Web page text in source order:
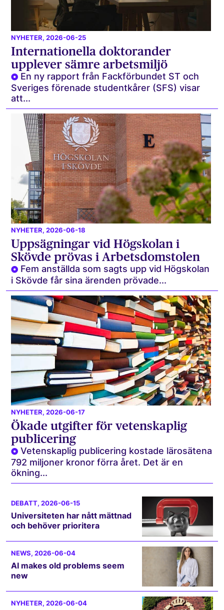
NYHETER, 2026-06-25
Internationella doktorander
upplever sämre arbetsmiljö
En ny rapport från Fackförbundet ST och
Sveriges förenade studentkårer (SFS) visar
att...
NYHETER, 2026-06-18
Uppsägningar vid Högskolan i
Skövde prövas i Arbetsdomstolen
Fem anställda som sagts upp vid Högskolan
i Skövde får sina ärenden prövade...
NYHETER, 2026-06-17
Ökade utgifter för vetenskaplig
publicering
Vetenskaplig publicering kostade lärosätena
792 miljoner kronor förra året. Det är en
ökning...
DEBATT, 2026-06-15
Universiteten har nått mättnad
och behöver prioritera
NEWS, 2026-06-04
AI makes old problems seem
new
NYHETER, 2026-06-04